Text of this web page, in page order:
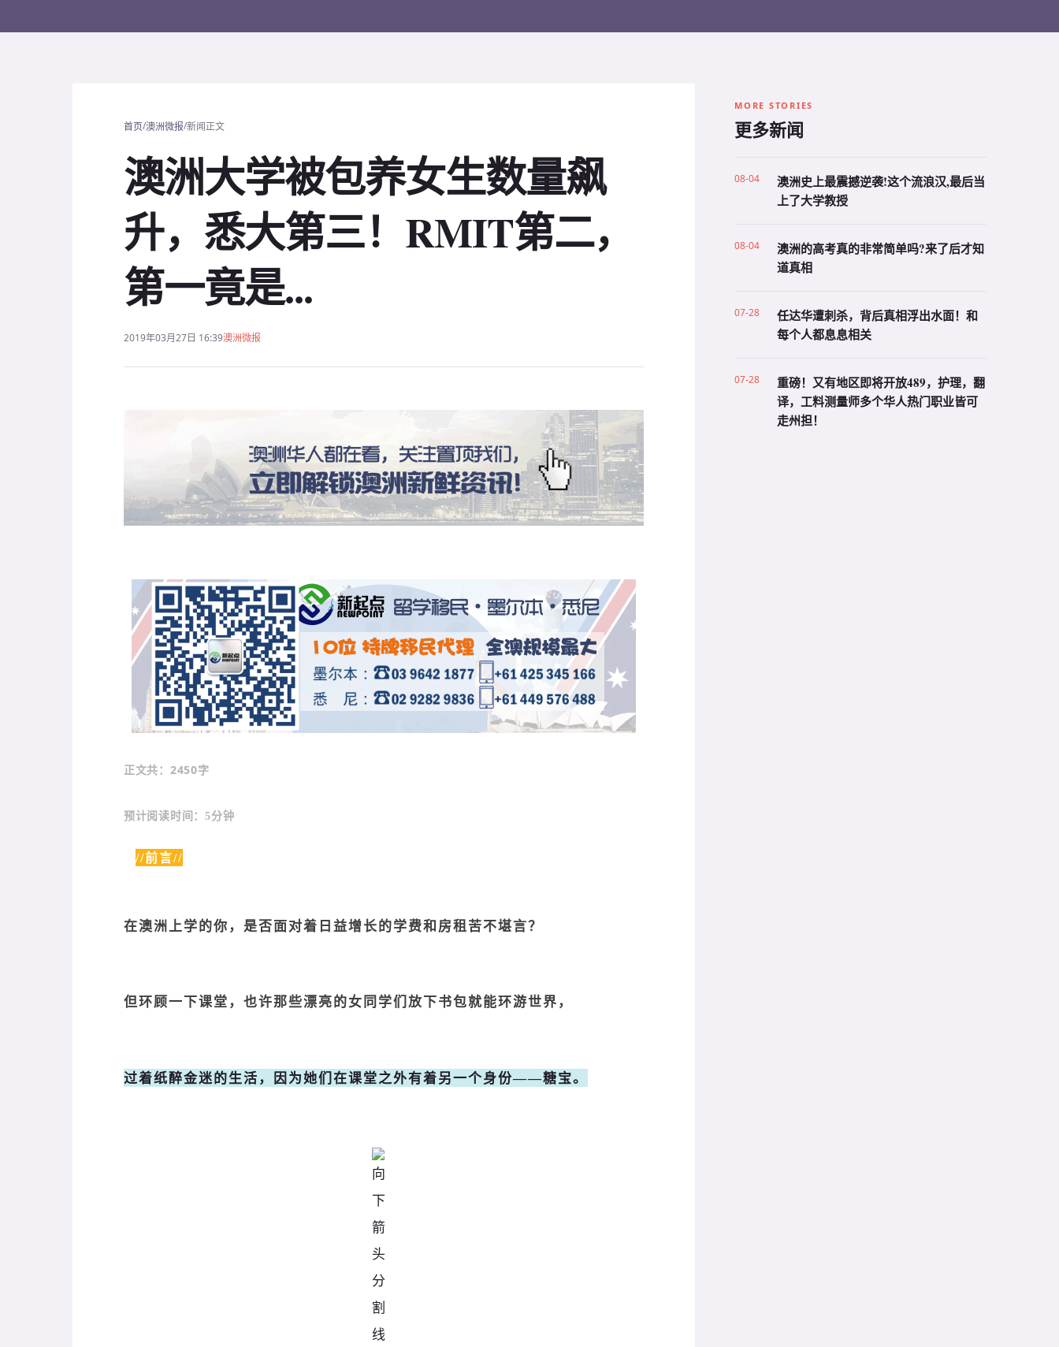
首页/澳洲微报/新闻正文
澳洲大学被包养女生数量飙
升，悉大第三！RMIT第二，
第一竟是...
2019年03月27日 16:39澳洲微报
正文共 ：2450字
预计阅读时间：5分钟
//前言//
在澳洲上学的你，是否面对着日益增长的学费和房租苦不堪言？
但环顾一下课堂，也许那些漂亮的女同学们放下书包就能环游世界，
过着纸醉金迷的生活，因为她们在课堂之外有着另一个身份——糖宝。
MORE STORIES
更多新闻
08-04
澳洲史上最震撼逆袭!这个流浪汉,最后当
上了大学教授
08-04
澳洲的高考真的非常简单吗?来了后才知
道真相
07-28
任达华遭刺杀，背后真相浮出水面！和
每个人都息息相关
07-28
重磅！又有地区即将开放489，护理，翻
译，工料测量师多个华人热门职业皆可
走州担！